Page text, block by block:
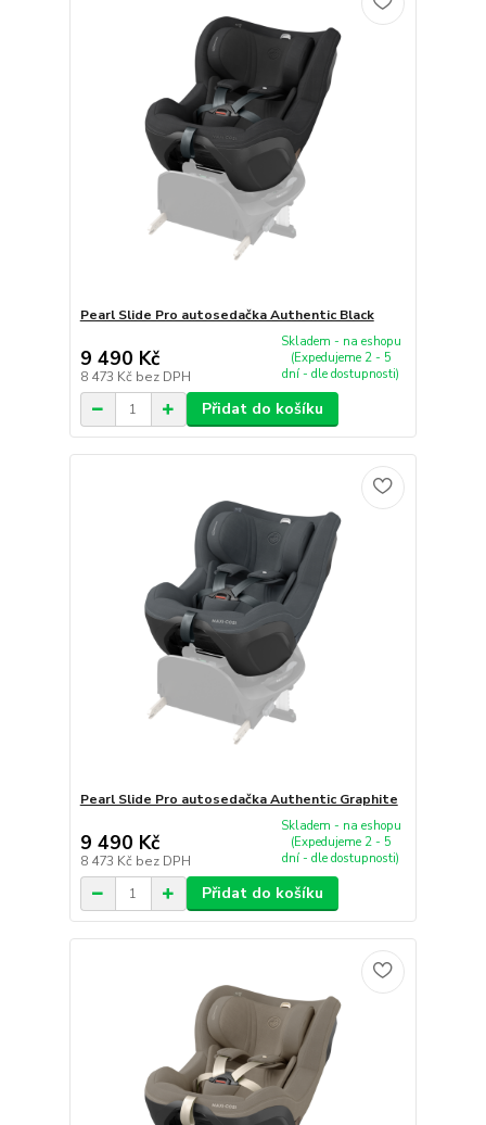
Pearl Slide Pro autosedačka Authentic Black
9 490 Kč
8 473 Kč bez DPH
Skladem - na eshopu
(Expedujeme 2 - 5
dní - dle dostupnosti)
Přidat do košíku
Pearl Slide Pro autosedačka Authentic Graphite
9 490 Kč
8 473 Kč bez DPH
Skladem - na eshopu
(Expedujeme 2 - 5
dní - dle dostupnosti)
Přidat do košíku